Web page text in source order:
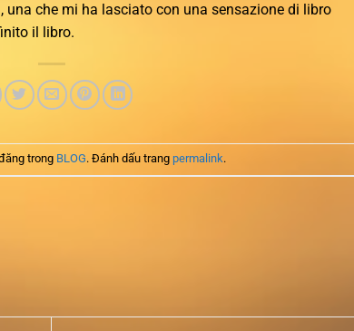
che mi ha lasciato con una sensazione di libro
il libro.
trong BLOG. Đánh dấu trang permalink.